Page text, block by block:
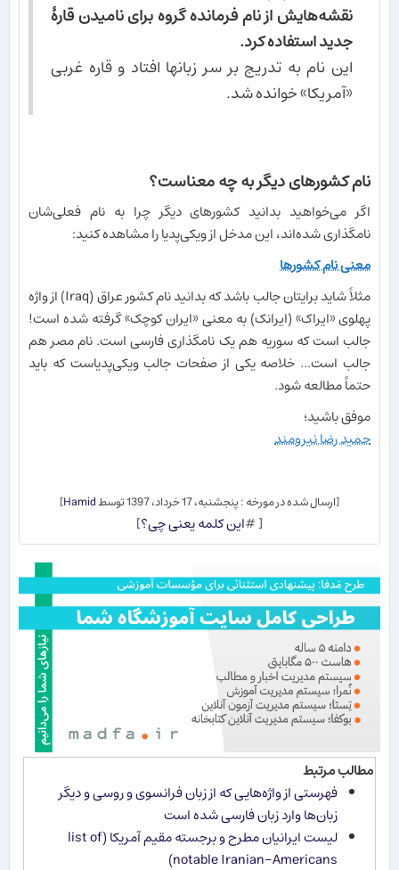
نقشه‌هایش از نام فرمانده گروه برای نامیدن قارهٔ
جدید استفاده کرد.
این نام به تدریج بر سر زبانها افتاد و قاره غربی
«آمریکا» خوانده شد.
نام کشورهای دیگر به چه معناست؟
اگر می‌خواهید بدانید کشورهای دیگر چرا به نام فعلی‌شان
نامگذاری شده‌اند، این مدخل از ویکی‌پدیا را مشاهده کنید:
معنی نام کشورها
مثلاً شاید برایتان جالب باشد که بدانید نام کشور عراق (Iraq) از واژه
پهلوی «ایراک» (ایرانک) به معنی «ایران کوچک» گرفته شده است!
جالب است که سوریه هم یک نامگذاری فارسی است. نام مصر هم
جالب است... خلاصه یکی از صفحات جالب ویکی‌پدیاست که باید
حتماً مطالعه شود.
موفق باشید؛
حمید رضا نیرومند
[ارسال شده در مورخه : پنجشنبه، 17 خرداد، 1397 توسط Hamid
]
[ #این کلمه یعنی چی؟]
مطالب مرتبط
فهرستی از واژه‌هایی که از زبان فرانسوی و روسی و دیگر
زبان‌ها وارد زبان فارسی شده است
لیست ایرانیان مطرح و برجسته مقیم آمریکا (list of
notable Iranian-Americans)